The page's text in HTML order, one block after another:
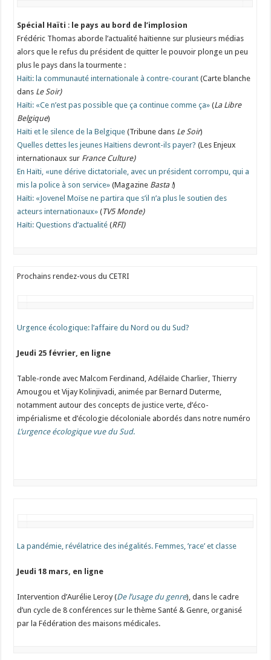
Spécial Haïti : le pays au bord de l’implosion
Frédéric Thomas aborde l’actualité haïtienne sur plusieurs médias
alors que le refus du président de quitter le pouvoir plonge un peu
plus le pays dans la tourmente :
Haïti: la communauté internationale à contre-courant (Carte blanche
dans Le Soir)
Haïti: «Ce n’est pas possible que ça continue comme ça» (La Libre
Belgique)
Haïti et le silence de la Belgique (Tribune dans Le Soir)
Quelles dettes les jeunes Haïtiens devront-ils payer?(Les Enjeux
internationaux sur France Culture)
En Haïti, «une dérive dictatoriale, avec un président corrompu, qui a
mis la police à son service» (Magazine Basta !)
Haïti: «Jovenel Moïse ne partira que s’il n’a plus le soutien des
acteurs internationaux» (TV5 Monde)
Haïti: Questions d’actualité (RFI)
Prochains rendez-vous du CETRI
Urgence écologique: l’affaire du Nord ou du Sud?
Jeudi 25 février, en ligne
Table-ronde avec Malcom Ferdinand, Adélaïde Charlier, Thierry
Amougou et Vijay Kolinjivadi, animée par Bernard Duterme,
notamment autour des concepts de justice verte, d’éco-
impérialisme et d’écologie décoloniale abordés dans notre numéro
L’urgence écologique vue du Sud.
La pandémie, révélatrice des inégalités. Femmes, ’race’ et classe
Jeudi 18 mars, en ligne
Intervention d’Aurélie Leroy (De l’usage du genre), dans le cadre
d’un cycle de 8 conférences sur le thème Santé & Genre, organisé
par la Fédération des maisons médicales.